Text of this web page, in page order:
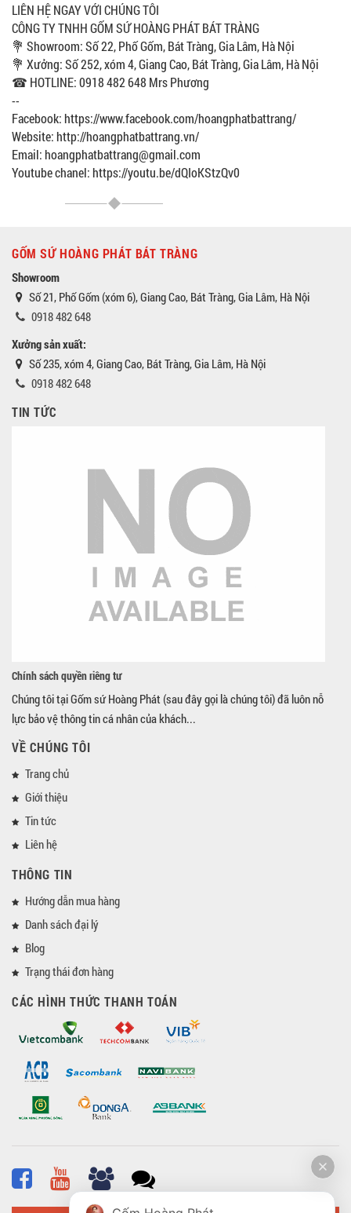
LIÊN HỆ NGAY VỚI CHÚNG TÔI
CÔNG TY TNHH GỐM SỨ HOÀNG PHÁT BÁT TRÀNG
💐 Showroom: Số 22, Phố Gốm, Bát Tràng, Gia Lâm, Hà Nội
💐 Xưởng: Số 252, xóm 4, Giang Cao, Bát Tràng, Gia Lâm, Hà Nội
☎ HOTLINE: 0918 482 648 Mrs Phương
--
Facebook: https://www.facebook.com/hoangphatbattrang/
Website: http://hoangphatbattrang.vn/
Email: hoangphatbattrang@gmail.com
Youtube chanel: https://youtu.be/dQIoKStzQv0
GỐM SỨ HOÀNG PHÁT BÁT TRÀNG
Showroom
Số 21, Phố Gốm (xóm 6), Giang Cao, Bát Tràng, Gia Lâm, Hà Nội
0918 482 648
Xưởng sản xuất:
Số 235, xóm 4, Giang Cao, Bát Tràng, Gia Lâm, Hà Nội
0918 482 648
TIN TỨC
Chính sách quyền riêng tư
Chúng tôi tại Gốm sứ Hoàng Phát (sau đây gọi là chúng tôi) đã luôn nỗ
lực bảo vệ thông tin cá nhân của khách...
VỀ CHÚNG TÔI
Trang chủ
Giới thiệu
Tin tức
Liên hệ
THÔNG TIN
Hướng dẫn mua hàng
Danh sách đại lý
Blog
Trạng thái đơn hàng
CÁC HÌNH THỨC THANH TOÁN